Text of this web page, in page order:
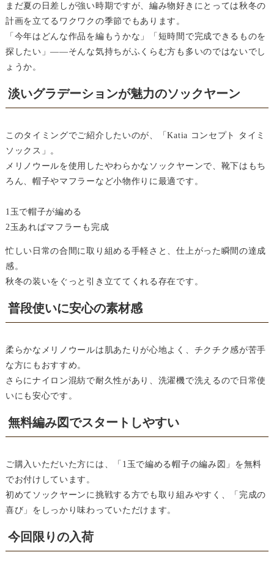
まだ夏の日差しが強い時期ですが、編み物好きにとっては秋冬の
計画を立てるワクワクの季節でもあります。
「今年はどんな作品を編もうかな」「短時間で完成できるものを
探したい」――そんな気持ちがふくらむ方も多いのではないでし
ょうか。
淡いグラデーションが魅力のソックヤーン
このタイミングでご紹介したいのが、「Katia コンセプト タイミ
ソックス」。
メリノウールを使用したやわらかなソックヤーンで、靴下はもち
ろん、帽子やマフラーなど小物作りに最適です。
1玉で帽子が編める
2玉あればマフラーも完成
忙しい日常の合間に取り組める手軽さと、仕上がった瞬間の達成
感。
秋冬の装いをぐっと引き立ててくれる存在です。
普段使いに安心の素材感
柔らかなメリノウールは肌あたりが心地よく、チクチク感が苦手
な方にもおすすめ。
さらにナイロン混紡で耐久性があり、洗濯機で洗えるので日常使
いにも安心です。
無料編み図でスタートしやすい
ご購入いただいた方には、「1玉で編める帽子の編み図」を無料
でお付けしています。
初めてソックヤーンに挑戦する方でも取り組みやすく、「完成の
喜び」をしっかり味わっていただけます。
今回限りの入荷